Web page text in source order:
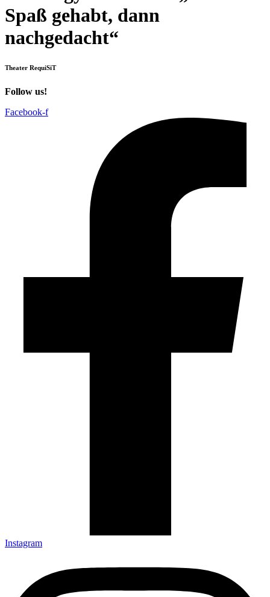
Spaß gehabt, dann
nachgedacht“
Theater RequiSiT
Follow us!
Facebook-f
Instagram